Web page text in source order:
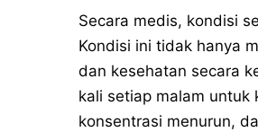
Secara medis, kondisi
Kondisi ini tidak hanya
dan kesehatan secara
kali setiap malam untuk
konsentrasi menurun,